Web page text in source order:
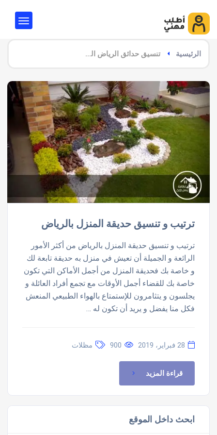
الرئيسية تنسيق حدائق الرياض الرياض
ترتيب و تنسيق حديقة المنزل بالرياض
ترتيب و تنسيق حديقة المنزل بالرياض من أكثر الأمور
الرائعة و الجميلة أن تعيش في منزل به حديقة تابعة لك
و خاصة بك فحديقة المنزل من أجمل الأماكن التي تكون
خاصة بك للقضاء أجمل الأوقات مع تجمع أفراد العائلة و
يجلسون و يتثامرون للإستمتاع بالهواء الطبيعي المنعش
فكل منا يفضل و يريد أن تكون له …
28 فبراير، 2019 900 مظلات
قراءة المزيد
ابحث داخل الموقع